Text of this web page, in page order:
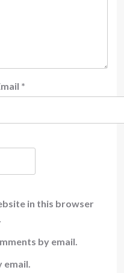
*
in this browser
by email.
email.